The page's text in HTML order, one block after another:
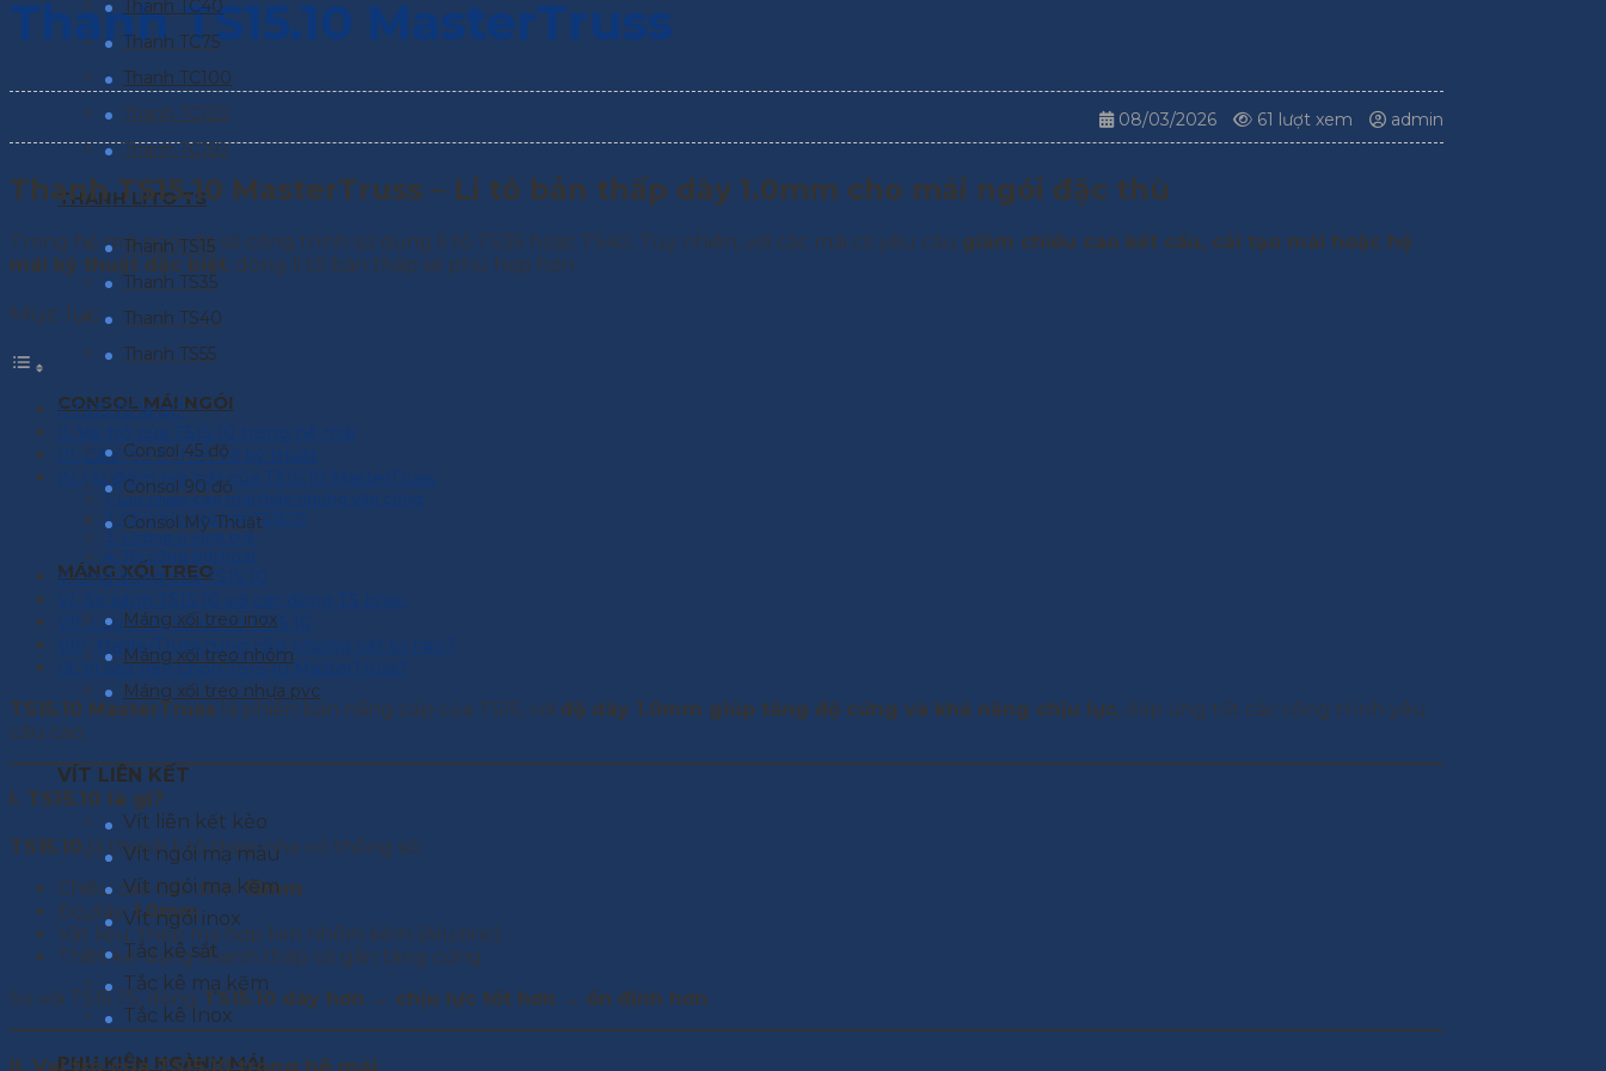
Thanh TC40
Thanh TC75
Thanh TC100
Thanh TC120
Thanh TC150
THANH LITO TS
Thanh TS15
Thanh TS35
Thanh TS40
Thanh TS55
CONSOL MÁI NGÓI
Consol 45 độ
Consol 90 độ
Consol Mỹ Thuật
MÁNG XỐI TREO
Máng xối treo inox
Máng xối treo nhôm
Máng xối treo nhựa pvc
VÍT LIÊN KẾT
Vít liên kết kèo
Vít ngói mạ màu
Vít ngói mạ kẽm
Vít ngói inox
Tắc kê sắt
Tắc kê mạ kẽm
Tắc kê Inox
PHỤ KIỆN NGÀNH MÁI
Thanh TS15.10 MasterTruss
08/03/2026 61 lượt xem admin
Thanh TS15.10 MasterTruss – Li tô bản thấp dày 1.0mm cho mái ngói đặc thù
Trong hệ mái ngói, đa số công trình sử dụng li tô TS35 hoặc TS40. Tuy nhiên, với các mái có yêu cầu giảm chiều cao kết cấu, cải tạo mái hoặc hệ
mái kỹ thuật đặc biệt, dòng li tô bản thấp sẽ phù hợp hơn.
Mục lục
I. TS15.10 là gì?
II. Vai trò của TS15.10 trong hệ mái
III. Cấu tạo & thiết kế kỹ thuật
IV. Ưu điểm nổi bật của TS15.10 MasterTruss
1. Giữ chiều cao mái thấp nhưng vẫn cứng
2. Chịu lực cao hơn TS15.75
3. Chống rỉ vượt trội
4. Thi công linh hoạt
V. Ứng dụng của TS15.10
VI. So sánh TS15.10 với các dòng TS khác
VII. Lưu ý khi sử dụng TS15.10
VIII. MasterTruss cung cấp những vật tư nào?
IX. Vì sao nên chọn TS15.10 MasterTruss?
TS15.10 MasterTruss là phiên bản nâng cấp của TS15, với độ dày 1.0mm giúp tăng độ cứng và khả năng chịu lực, đáp ứng tốt các công trình yêu
cầu cao.
I. TS15.10 là gì?
TS15.10là thanh li tô thép nhẹ có thông số:
Chiều cao tiết diện:15mm
Độ dày: 1.0mm
Vật liệu: thép mạ hợp kim nhôm kẽm (Aluzinc)
Thiết kế: dạng thanh thấp có gân tăng cứng
So với TS15.75, dòng TS15.10 dày hơn → chịu lực tốt hơn → ổn định hơn.
II. Vai trò của TS15.10 trong hệ mái